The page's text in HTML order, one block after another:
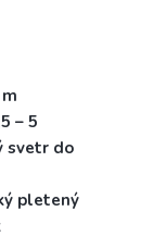
– 5
svetr do
pletený